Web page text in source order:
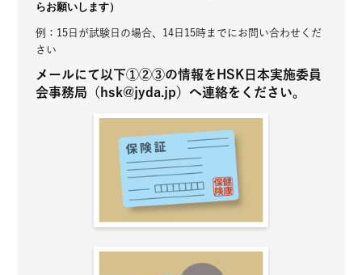
らお願いします）
例：15日が試験日の場合、14日15時までにお問い合わせくだ
さい
メールにて以下①②③の情報をHSK日本実施委員
会事務局（hsk@jyda.jp）へ連絡をください。